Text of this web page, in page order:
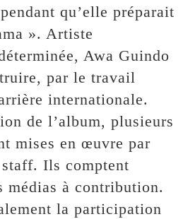
qu’elle préparait
». Artiste
Awa Guindo
par le travail
internationale.
de l’album, plusieurs
mises en œuvre par
Ils comptent
médias à contribution.
la participation